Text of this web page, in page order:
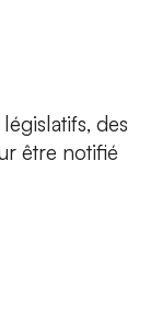
des
être notifié